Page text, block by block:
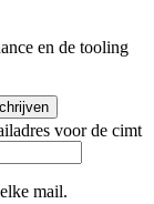
en de tooling
voor de cimt
mail.